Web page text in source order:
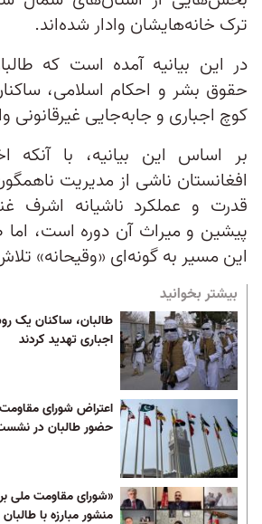
ترک خانه‌هایشان وادار شده‌اند.
در این بیانیه آمده است که
حقوق بشر و احکام اسلامی،
کوچ اجباری و جابه‌جایی غیرقانونی
بر اساس این بیانیه، با آنکه
افغانستان ناشی از مدیریت
قدرت و عملکرد ناشیانه اشرف
پیشین و میراث آن دوره است، اما
این مسیر به گونه‌ای «وقیحانه»
بیشتر بخوانید
طالبان، ساکنان یک
اجباری تهدید کردند
اعتراض شورای
حضور طالبان در
«شورای مقاومت ملی
منشور مبارزه با